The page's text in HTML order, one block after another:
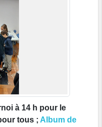
à 14 h pour le
tous ; Album de